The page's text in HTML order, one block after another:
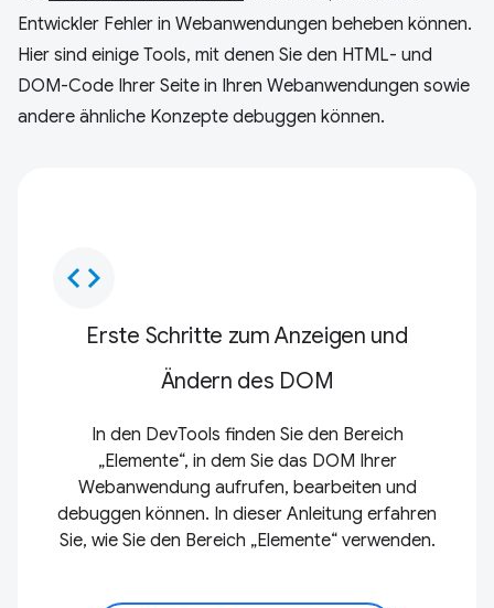
Entwickler Fehler in Webanwendungen beheben können.
Hier sind einige Tools, mit denen Sie den HTML- und
DOM-Code Ihrer Seite in Ihren Webanwendungen sowie
andere ähnliche Konzepte debuggen können.
code
Erste Schritte zum Anzeigen und
Ändern des DOM
In den DevTools finden Sie den Bereich
„Elemente“, in dem Sie das DOM Ihrer
Webanwendung aufrufen, bearbeiten und
debuggen können. In dieser Anleitung erfahren
Sie, wie Sie den Bereich „Elemente“ verwenden.